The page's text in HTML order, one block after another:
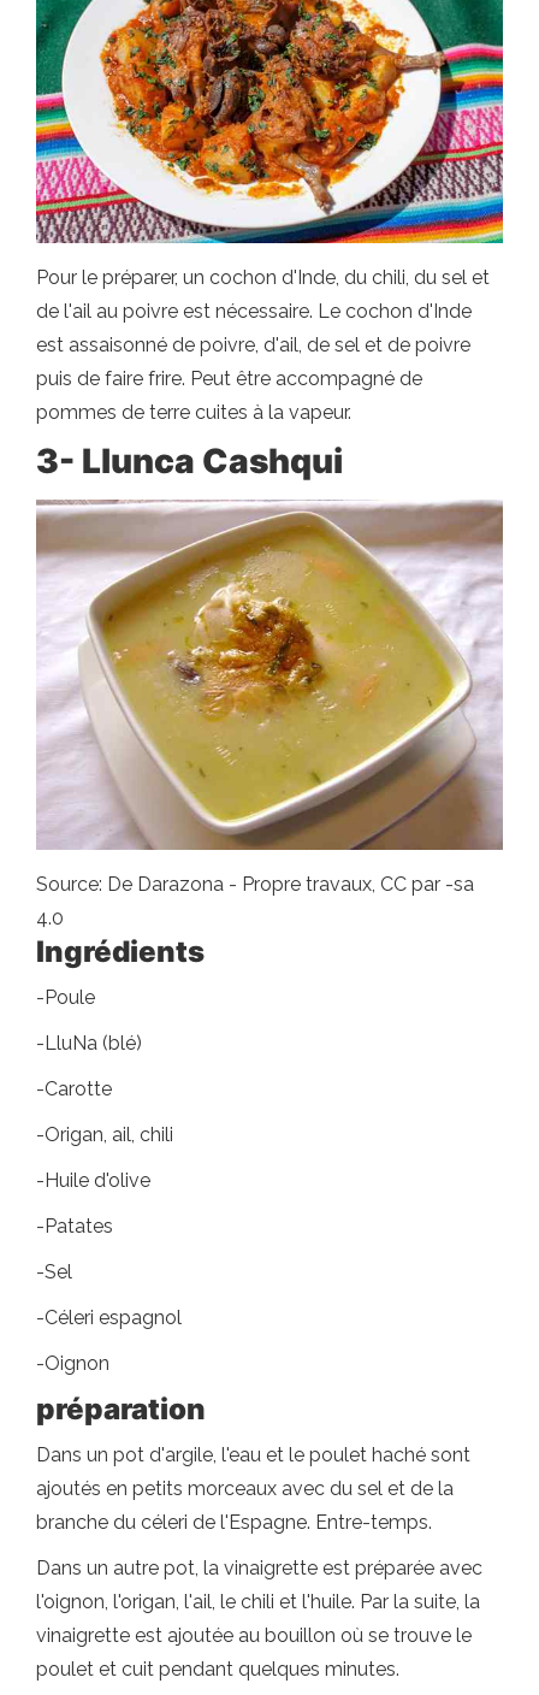
Pour le préparer, un cochon d'Inde, du chili, du sel et
de l'ail au poivre est nécessaire. Le cochon d'Inde
est assaisonné de poivre, d'ail, de sel et de poivre
puis de faire frire. Peut être accompagné de
pommes de terre cuites à la vapeur.
3- Llunca Cashqui
Source: De Darazona - Propre travaux, CC par -sa
4.0
Ingrédients
-Poule
-LluNa (blé)
-Carotte
-Origan, ail, chili
-Huile d'olive
-Patates
-Sel
-Céleri espagnol
-Oignon
préparation
Dans un pot d'argile, l'eau et le poulet haché sont
ajoutés en petits morceaux avec du sel et de la
branche du céleri de l'Espagne. Entre-temps.
Dans un autre pot, la vinaigrette est préparée avec
l'oignon, l'origan, l'ail, le chili et l'huile. Par la suite, la
vinaigrette est ajoutée au bouillon où se trouve le
poulet et cuit pendant quelques minutes.